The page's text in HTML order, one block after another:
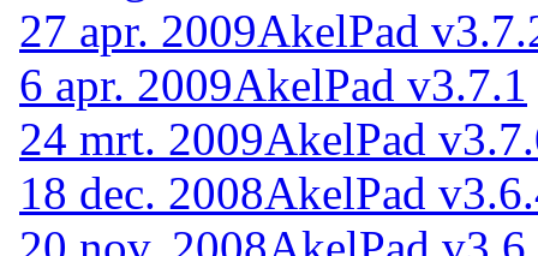
27 apr. 2009AkelPad
6 apr. 2009AkelPad v3.7.1
24 mrt. 2009AkelPad
18 dec. 2008AkelPad